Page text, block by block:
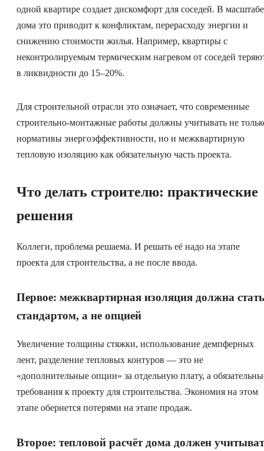
одной квартире создает дискомфорт для соседей. В масштабе
дома это приводит к конфликтам, перерасходу энергии и
снижению стоимости жилья. Например, квартиры с
неконтролируемым термическим нагревом от соседей
в ликвидности до 15–20%.
Для строительной отрасли это означает, что современные
строительно-монтажные работы должны учитывать не
нормативы энергоэффективности, но и межквартирную
тепловую изоляцию как обязательную часть проекта.
Что делать строителю: практические
решения
Коллеги, проблема решаема. И решать её надо на этапе
проекта для строительства, а не после ввода.
Первое: межквартирная изоляция должна стать
стандартом, а не опцией
Увеличение толщины стяжки, использование демпферных
лент, разделение тепловых контуров — это не
«дополнительные опции» за отдельную плату, а
требования к проекту для строительства. Экономия на этом
этапе обернется потерями на этапе продаж.
Второе: тепловой расчёт дома должен